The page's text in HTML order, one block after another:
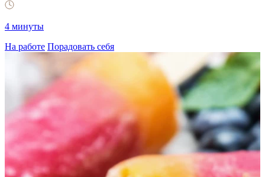
4 минуты
На работе Порадовать себя